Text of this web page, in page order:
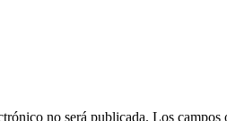
no será publicada. Los campos